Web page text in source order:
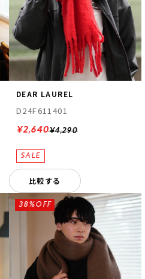
DEAR LAUREL
D24F611401
¥4,290
¥2,640
比較する
38%OFF